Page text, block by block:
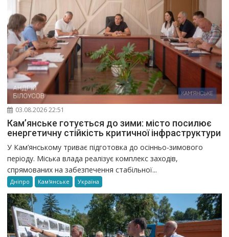
03.08.2026 22:51
Кам’янське готується до зими: місто посилює
енергетичну стійкість критичної інфраструктури
У Кам’янському триває підготовка до осінньо-зимового
періоду. Міська влада реалізує комплекс заходів,
спрямованих на забезпечення стабільної...
Дніпро Кам'янське Україна